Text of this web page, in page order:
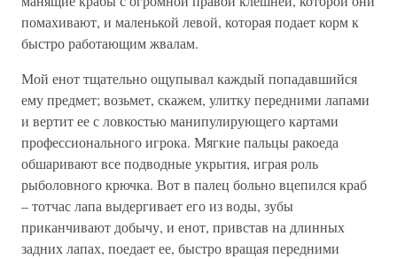
помахивают, и маленькой левой, которая подает корм к
быстро работающим жвалам.
Мой енот тщательно ощупывал каждый попадавшийся
ему предмет; возьмет, скажем, улитку передними лапами
и вертит ее с ловкостью манипулирующего картами
профессионального игрока. Мягкие пальцы ракоеда
обшаривают все подводные укрытия, играя роль
рыболовного крючка. Вот в палец больно вцепился краб
– тотчас лапа выдергивает его из воды, зубы
приканчивают добычу, и енот, привстав на длинных
задних лапах, поедает ее, быстро вращая передними